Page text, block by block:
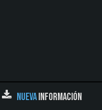
NUEVAINFORMACIÓN